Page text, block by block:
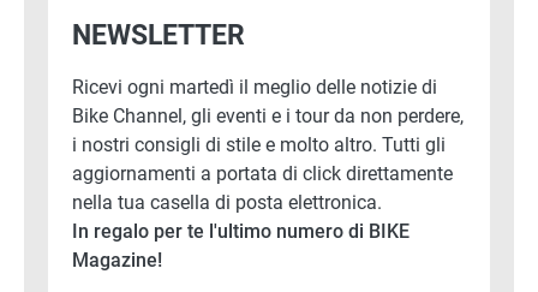
NEWSLETTER
Ricevi ogni martedì il meglio delle notizie di
Bike Channel, gli eventi e i tour da non perdere,
i nostri consigli di stile e molto altro. Tutti gli
aggiornamenti a portata di click direttamente
nella tua casella di posta elettronica.
In regalo per te l'ultimo numero di BIKE
Magazine!